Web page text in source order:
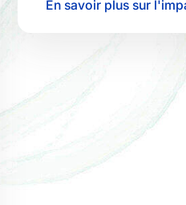
En savoir plus sur